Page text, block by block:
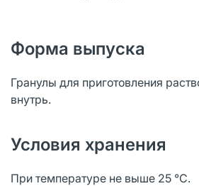
Форма выпуска
Гранулы для приготовления
внутрь.
Условия хранения
При температуре не выше 25 °С.